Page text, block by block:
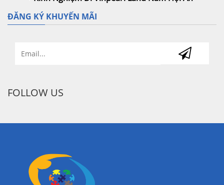
ĐĂNG KÝ KHUYẾN MÃI
FOLLOW US